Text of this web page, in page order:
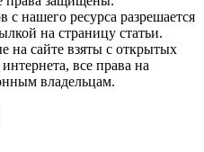
нашего ресурса разрешается
на страницу статьи.
на сайте взяты с открытых
все права на
владельцам.